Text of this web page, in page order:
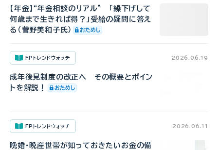
【年金】“年金相談のリアル” 「繰下げして
何歳まで生きれば得？」受給の疑問に答え
る（菅野美和子氏）
FPトレンドウォッチ 2026.06.19
成年後見制度の改正へ その概要とポイン
トを解説！
FPトレンドウォッチ 2026.06.11
晩婚・晩産世帯が知っておきたいお金の備